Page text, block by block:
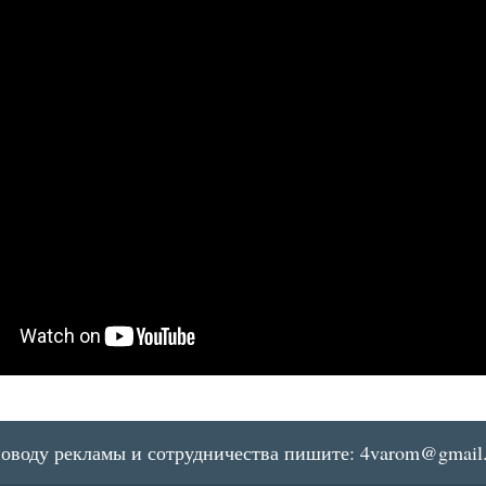
рекламы и сотрудничества пишите: